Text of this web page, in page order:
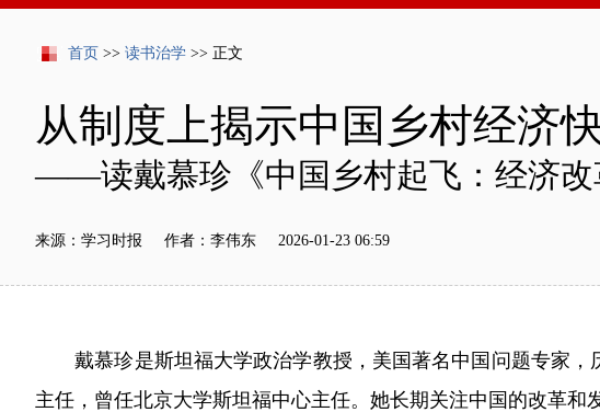
首页 >> 读书治学 >> 正文
从制度上揭示中国乡村经济
——读戴慕珍《中国乡村起飞：经济改
来源：学习时报 作者：李伟东 2026-01-23 06:59
戴慕珍是斯坦福大学政治学教授，美国著名中国问题专家，
主任，曾任北京大学斯坦福中心主任。她长期关注中国的改革和